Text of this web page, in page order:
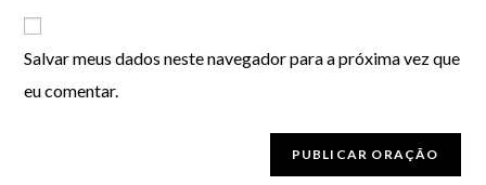
Salvar meus dados neste navegador para a próxima vez que
eu comentar.